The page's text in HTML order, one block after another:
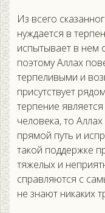
Из всего
нуждается в
испытывает в нем
поэтому Аллах
терпеливыми и
присутствует
терпение
человека, то
прямой путь и
такой поддержке
тяжелых и
справляются с
не знают никаких